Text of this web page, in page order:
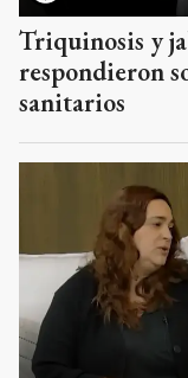
Triquinosis y
respondieron
sanitarios